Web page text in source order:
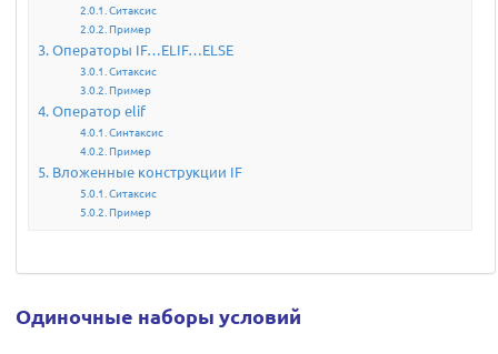
Ситаксис
Пример
Операторы IF…ELIF…ELSE
Ситаксис
Пример
Оператор elif
Синтаксис
Пример
Вложенные конструкции IF
Ситаксис
Пример
Одиночные наборы условий